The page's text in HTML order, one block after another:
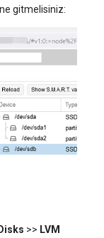
gitmelisiniz:
Disks >> LVM